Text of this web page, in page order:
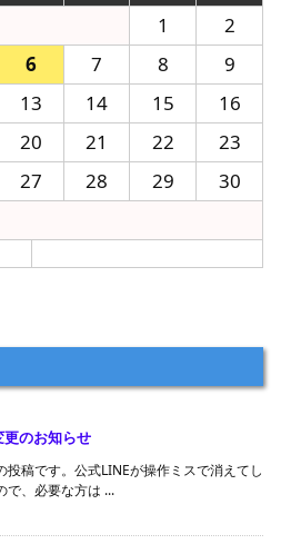
1
2
6 7 8
9
13 14 15
16
20 21 22
23
27 28 29
30
のお知らせ
投稿です。公式LINEが操作ミスで消えてし
で、必要な方は ...